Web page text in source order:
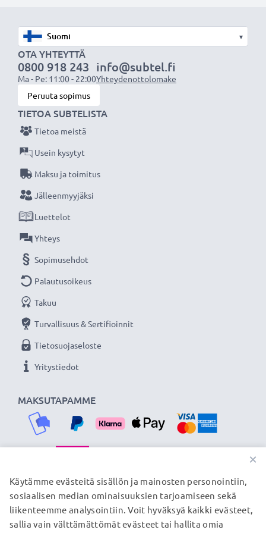
Älä missaa kuvauksellista hetkeä CELLONIC LCD-
laturin ansiosta, 3 vuoden takuu!
▾
OTA YHTEYTTÄ
0800 918 243
Ma - Pe: 11:00 - 22:00
info@subtel.fi
Yhteydenottolomake
Peruuta sopimus
MAKSUTAPAMME
TIETOA SUBTELISTA
Tietoa meistä
Usein kysytyt
Maksu ja toimitus
Jälleenmyyjäksi
Luettelot
Yhteys
Sopimusehdot
Palautusoikeus
Takuu
Turvallisuus & Sertifioinnit
Tietosuojaseloste
Yritystiedot
TOIMITUSKUMPPANIMME
© subtel.fi 2026
×
Käytämme evästeitä sisällön ja mainosten personointiin,
sosiaalisen median ominaisuuksien tarjoamiseen sekä
liikenteemme analysointiin. Voit hyväksyä kaikki evästeet,
sallia vain välttämättömät evästeet tai hallita omia